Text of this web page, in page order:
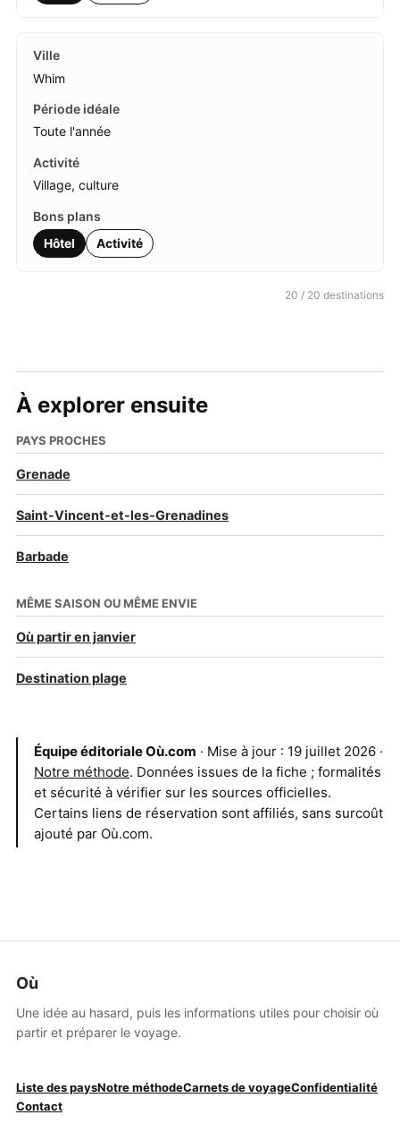
Whim
Toute l'année
Village, culture
Hôtel Activité
20 / 20 destinations
À explorer ensuite
PAYS PROCHES
Grenade
Saint-Vincent-et-les-Grenadines
Barbade
MÊME SAISON OU MÊME ENVIE
Où partir en janvier
Destination plage
Équipe éditoriale Où.com · Mise à jour : 19 juillet 2026 ·
Notre méthode. Données issues de la fiche ; formalités
et sécurité à vérifier sur les sources officielles.
Certains liens de réservation sont affiliés, sans surcoût
ajouté par Où.com.
Où
Une idée au hasard, puis les informations utiles pour choisir où
partir et préparer le voyage.
Liste des paysNotre méthodeCarnets de voyageConfidentialité
Contact